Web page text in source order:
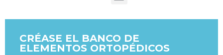
CRÉASE EL BANCO DE
ELEMENTOS ORTOPÉDICOS